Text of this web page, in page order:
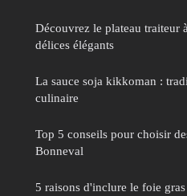
Découvrez le plateau traiteur
délices élégants
La sauce soja kikkoman :
culinaire
Top 5 conseils pour choisir
Bonneval
5 raisons d'inclure le foie